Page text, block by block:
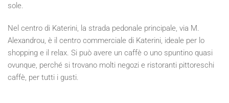
sole.
Nel centro di Katerini, la strada pedonale principale, via M.
Alexandrou, è il centro commerciale di Katerini, ideale per lo
shopping e il relax. Si può avere un caffè o uno spuntino quasi
ovunque, perché si trovano molti negozi e ristoranti pittoreschi
caffè, per tutti i gusti.